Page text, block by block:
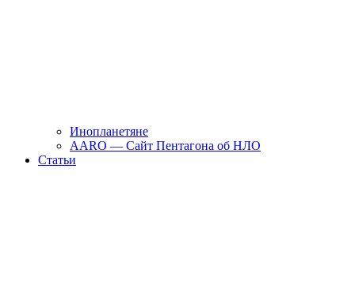
Инопланетяне
AARO — Сайт Пентагона об НЛО
Статьи